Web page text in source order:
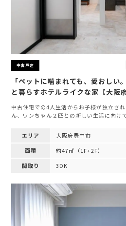
中古戸建
「ペットに噛まれても、愛おし
と暮らすホテルライクな家【大阪
中古住宅での4人生活からお子様が独立さ
ん、ワンちゃん２匹との新しい生活に向
エリア
大阪府豊中市
面積
約47㎡（1F+2F）
間取り
3DK